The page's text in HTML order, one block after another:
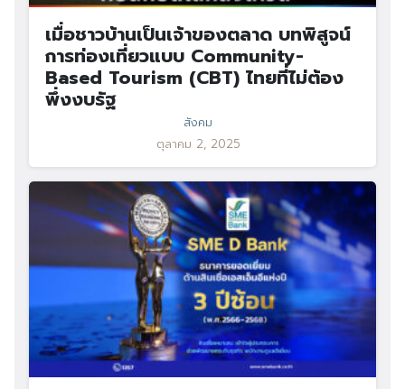
เมื่อชาวบ้านเป็นเจ้าของตลาด บทพิสูจน์
การท่องเที่ยวแบบ Community-
Based Tourism (CBT) ไทยที่ไม่ต้อง
พึ่งงบรัฐ
สังคม
ตุลาคม 2, 2025